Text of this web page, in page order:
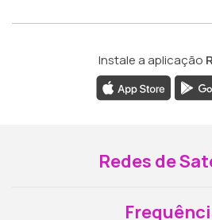
Instale a aplicação
Redes de